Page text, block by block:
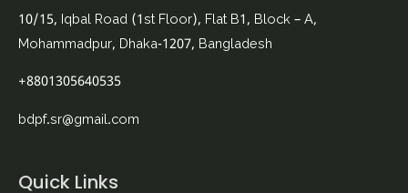
10/15, Iqbal Road (1st Floor), Flat B1, Block – A,
Mohammadpur, Dhaka-1207, Bangladesh
+8801305640535
bdpf.sr@gmail.com
Quick Links